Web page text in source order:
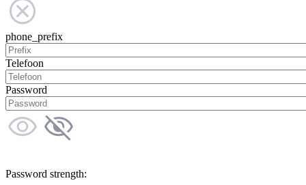
phone_prefix
Telefoon
Password
Password strength: